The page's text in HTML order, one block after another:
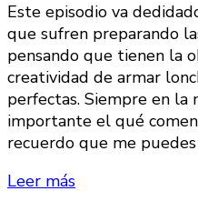
Este episodio va
que sufren preparando
pensando que tienen la
creatividad de armar
perfectas. Siempre en la
importante el qué
recuerdo que me
Leer más